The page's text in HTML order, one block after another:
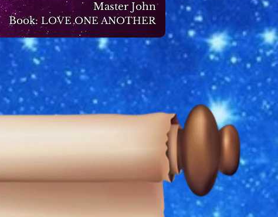
Master John
Book: LOVE ONE ANOTHER